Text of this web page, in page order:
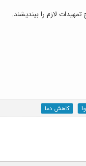
لازم را بیندیشند.
کاهش دما